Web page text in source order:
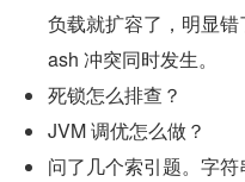
负载就扩容了，明显
ash 冲突同时发生。
死锁怎么排查？
JVM 调优怎么做？
问了几个索引题。字